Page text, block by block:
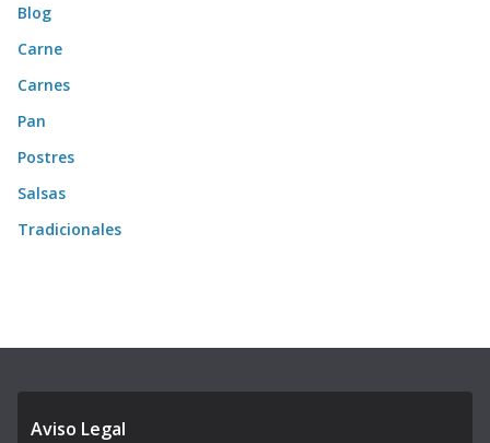
Blog
Carne
Carnes
Pan
Postres
Salsas
Tradicionales
Aviso Legal